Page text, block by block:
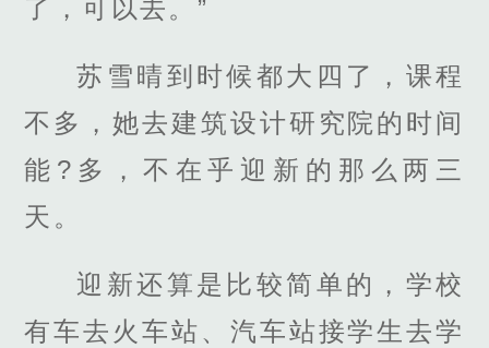
了，可以去。”
苏雪晴到时候都大四了，课程
不多，她去建筑设计研究院的时间
能?多，不在乎迎新的那么两三
天。
迎新还算是比较简单的，学校
有车去火车站、汽车站接学生去学